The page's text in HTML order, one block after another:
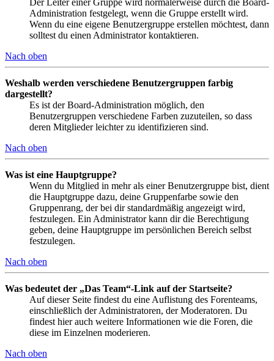
Administration festgelegt, wenn die Gruppe erstellt wird.
Wenn du eine eigene Benutzergruppe erstellen möchtest, dann
solltest du einen Administrator kontaktieren.
Nach oben
Weshalb werden verschiedene Benutzergruppen farbig
dargestellt?
Es ist der Board-Administration möglich, den
Benutzergruppen verschiedene Farben zuzuteilen, so dass
deren Mitglieder leichter zu identifizieren sind.
Nach oben
Was ist eine Hauptgruppe?
Wenn du Mitglied in mehr als einer Benutzergruppe bist, dient
die Hauptgruppe dazu, deine Gruppenfarbe sowie den
Gruppenrang, der bei dir standardmäßig angezeigt wird,
festzulegen. Ein Administrator kann dir die Berechtigung
geben, deine Hauptgruppe im persönlichen Bereich selbst
festzulegen.
Nach oben
Was bedeutet der „Das Team“-Link auf der Startseite?
Auf dieser Seite findest du eine Auflistung des Forenteams,
einschließlich der Administratoren, der Moderatoren. Du
findest hier auch weitere Informationen wie die Foren, die
diese im Einzelnen moderieren.
Nach oben